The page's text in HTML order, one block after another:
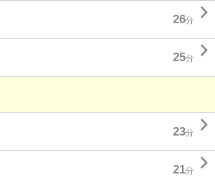
26分 
25分 
23分 
21分 